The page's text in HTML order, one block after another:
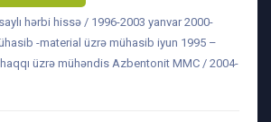
hərbi hissə / 1996-2003 yanvar 2000-
-material üzrə mühasib iyun 1995 –
üzrə mühəndis Azbentonit MMC / 2004-